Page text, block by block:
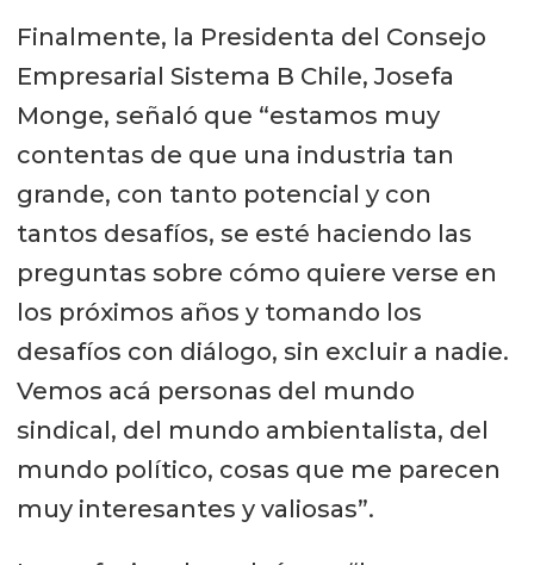
Finalmente, la Presidenta del Consejo
Empresarial Sistema B Chile, Josefa
Monge, señaló que “estamos muy
contentas de que una industria tan
grande, con tanto potencial y con
tantos desafíos, se esté haciendo las
preguntas sobre cómo quiere verse en
los próximos años y tomando los
desafíos con diálogo, sin excluir a nadie.
Vemos acá personas del mundo
sindical, del mundo ambientalista, del
mundo político, cosas que me parecen
muy interesantes y valiosas”.